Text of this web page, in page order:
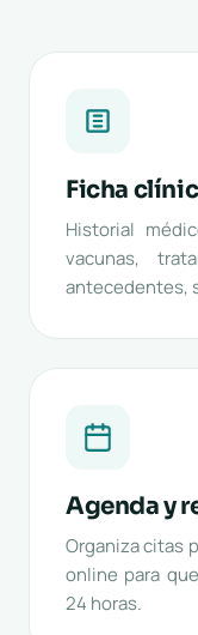
Ficha
Historial
vacunas,
antecedentes,
Agenda y
Organiza citas
online para
24 horas.